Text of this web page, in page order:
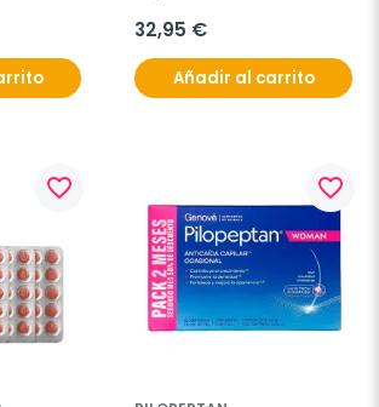
32,95 €
Añadir al carrito
favorite_border favorite_border